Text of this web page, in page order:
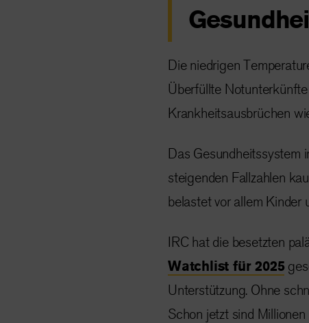
Die niedrigen
Überfüllte
Krankheitsausbrüchen
Das Gesundheitssystem
steigenden Fallzahlen
belastet vor allem Kinder
IRC hat die besetzten
Watchlist für 2025
Unterstützung. Ohne
Schon jetzt sind